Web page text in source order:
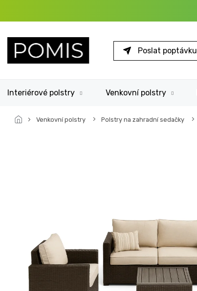
Poslat poptávku
Interiérové polstry Venkovní polstry
Venkovní polstry Polstry na zahradní sedačky